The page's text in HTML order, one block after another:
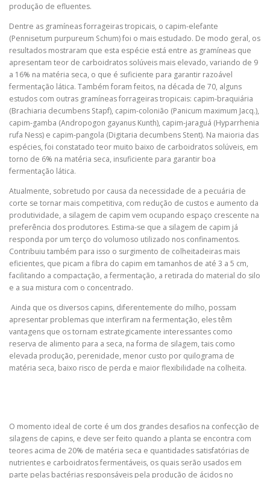
produção de efluentes.
Dentre as gramíneas forrageiras tropicais, o capim-elefante
(Pennisetum purpureum Schum) foi o mais estudado. De modo geral, os
resultados mostraram que esta espécie está entre as gramíneas que
apresentam teor de carboidratos solúveis mais elevado, variando de 9
a 16% na matéria seca, o que é suficiente para garantir razoável
fermentação lática. Também foram feitos, na década de 70, alguns
estudos com outras gramíneas forrageiras tropicais: capim-braquiária
(Brachiaria decumbens Stapf), capim-colonião (Panicum maximum Jacq.),
capim-gamba (Andropogon gayanus Kunth), capim-jaraguá (Hyparrhenia
rufa Ness) e capim-pangola (Digitaria decumbens Stent). Na maioria das
espécies, foi constatado teor muito baixo de carboidratos solúveis, em
torno de 6% na matéria seca, insuficiente para garantir boa
fermentação lática.
Atualmente, sobretudo por causa da necessidade de a pecuária de
corte se tornar mais competitiva, com redução de custos e aumento da
produtividade, a silagem de capim vem ocupando espaço crescente na
preferência dos produtores. Estima-se que a silagem de capim já
responda por um terço do volumoso utilizado nos confinamentos.
Contribuiu também para isso o surgimento de colheitadeiras mais
eficientes, que picam a fibra do capim em tamanhos de até 3 a 5 cm,
facilitando a compactação, a fermentação, a retirada do material do silo
e a sua mistura com o concentrado.
Ainda que os diversos capins, diferentemente do milho, possam
apresentar problemas que interfiram na fermentação, eles têm
vantagens que os tornam estrategicamente interessantes como
reserva de alimento para a seca, na forma de silagem, tais como
elevada produção, perenidade, menor custo por quilograma de
matéria seca, baixo risco de perda e maior flexibilidade na colheita.
O momento ideal de corte é um dos grandes desafios na confecção de
silagens de capins, e deve ser feito quando a planta se encontra com
teores acima de 20% de matéria seca e quantidades satisfatórias de
nutrientes e carboidratos fermentáveis, os quais serão usados em
parte pelas bactérias responsáveis pela produção de ácidos no